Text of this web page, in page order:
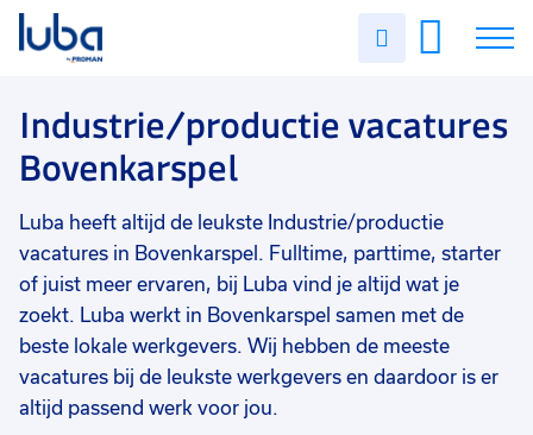
Uren
Vacatures
Over ons
Voor werkgevers
Contact
Industrie/productie vacatures
Bovenkarspel
Luba heeft altijd de leukste Industrie/productie
vacatures in Bovenkarspel. Fulltime, parttime, starter
of juist meer ervaren, bij Luba vind je altijd wat je
zoekt. Luba werkt in Bovenkarspel samen met de
beste lokale werkgevers. Wij hebben de meeste
vacatures bij de leukste werkgevers en daardoor is er
altijd passend werk voor jou.
Filter vacatures
Vakgebied 0
Industrie/productie
Opleidingsniveau
Havo 3
Hbo 2
Vwo 1
Soort contract 0
Uitzicht op vast